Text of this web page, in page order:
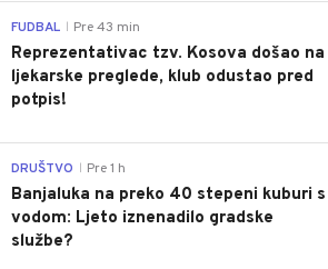
FUDBAL Pre 43 min
Reprezentativac tzv. Kosova došao na
ljekarske preglede, klub odustao pred
potpis!
DRUŠTVO Pre 1 h
Banjaluka na preko 40 stepeni kuburi s
vodom: Ljeto iznenadilo gradske
službe?